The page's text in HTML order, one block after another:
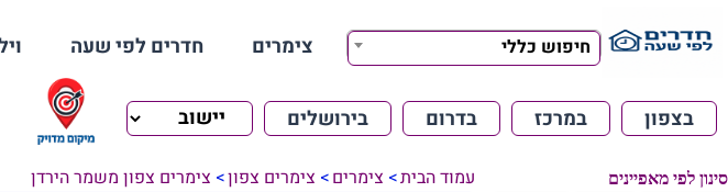
חיפוש כללי צימרים חדרים לפי שעה
בצפון במרכז בדרום בירושלים
סינון לפי מאפיינים עמוד הבית צימרים צימרים צפון צימרים צפון משמר הירדן